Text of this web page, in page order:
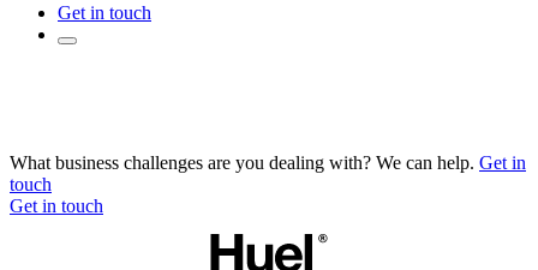
Get in touch
What business challenges are you dealing with? We can help. Get in
touch
Get in touch